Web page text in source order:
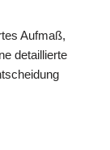
Aufmaß,
detaillierte